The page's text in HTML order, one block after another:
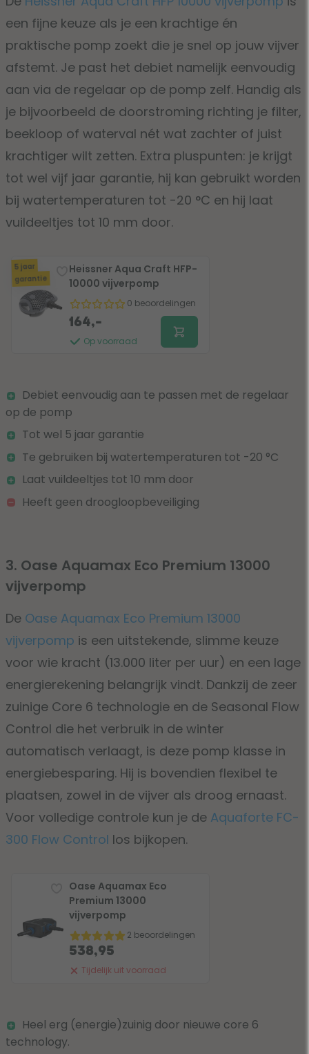
een fijne keuze als je een krachtige én
praktische pomp zoekt die je snel op jouw vijver
afstemt. Je past het debiet namelijk eenvoudig
aan via de regelaar op de pomp zelf. Handig als
je bijvoorbeeld de doorstroming richting je filter,
beekloop of waterval nét wat zachter of juist
krachtiger wilt zetten. Extra pluspunten: je krijgt
tot wel vijf jaar garantie, hij kan gebruikt worden
bij watertemperaturen tot -20 °C en hij laat
vuildeeltjes tot 10 mm door.
5 jaar
garantie
Heissner Aqua Craft HFP-
10000 vijverpomp
0 beoordelingen
Op voorraad
164,-
Debiet eenvoudig aan te passen met de regelaar
op de pomp
Tot wel 5 jaar garantie
Te gebruiken bij watertemperaturen tot -20 °C
Laat vuildeeltjes tot 10 mm door
Heeft geen droogloopbeveiliging
3. Oase Aquamax Eco Premium 13000
vijverpomp
De Oase Aquamax Eco Premium 13000
vijverpomp is een uitstekende, slimme keuze
voor wie kracht (13.000 liter per uur) en een lage
energierekening belangrijk vindt. Dankzij de zeer
zuinige Core 6 technologie en de Seasonal Flow
Control die het verbruik in de winter
automatisch verlaagt, is deze pomp klasse in
energiebesparing. Hij is bovendien flexibel te
plaatsen, zowel in de vijver als droog ernaast.
Voor volledige controle kun je de Aquaforte FC-
300 Flow Control los bijkopen.
Oase Aquamax Eco
Premium 13000
vijverpomp
2 beoordelingen
Tijdelijk uit voorraad
538,95
Heel erg (energie)zuinig door nieuwe core 6
technology.